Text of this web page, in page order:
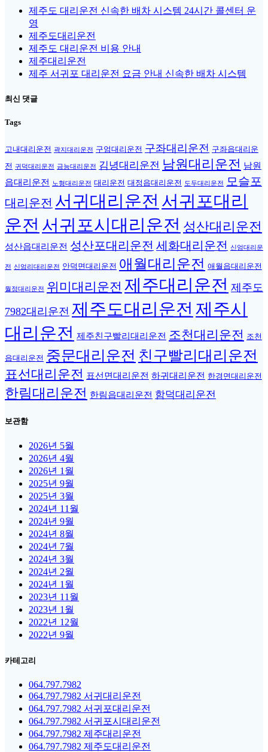
제주도 대리운전 신속한 배차 시스템 24시간 콜센터 운
영
제주도대리운전
제주도 대리운전 비용 안내
제주대리운전
제주 서귀포 대리운전 요금 안내 신속한 배차 시스템
최신 댓글
Tags
고내대리운전 곽지대리운전 구엄대리운전 구좌대리운전 구좌읍대리운
전 귀덕대리운전 금능대리운전 김녕대리운전 남원대리운전 남원
읍대리운전
노형대리운전 대리운전 대정읍대리운전 도두대리운전
모슬포
대리운전 서귀대리운전 서귀포대리
운전 서귀포시대리운전 성산대리운전
성산읍대리운전 성산포대리운전 세화대리운전 신엄대리운
전 신엄리대리운전 안덕면대리운전 애월대리운전 애월읍대리운전
월정대리운전 위미대리운전 제주대리운전 제주도
7982대리운전 제주도대리운전 제주시
대리운전 제주친구빨리대리운전 조천대리운전 조천
읍대리운전 중문대리운전 친구빨리대리운전
표선대리운전 표선면대리운전 하귀대리운전 한경면대리운전
한림대리운전 한림읍대리운전 함덕대리운전
보관함
2026년 5월
2026년 4월
2026년 1월
2025년 9월
2025년 3월
2024년 11월
2024년 9월
2024년 8월
2024년 7월
2024년 3월
2024년 2월
2024년 1월
2023년 11월
2023년 1월
2022년 12월
2022년 9월
카테고리
064.797.7982
064.797.7982 서귀대리운전
064.797.7982 서귀포대리운전
064.797.7982 서귀포시대리운전
064.797.7982 제주대리운전
064.797.7982 제주도대리운전